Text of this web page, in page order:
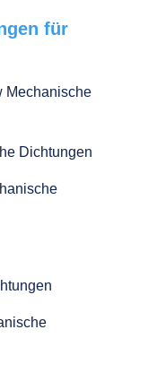
für
Mechanische
Dichtungen